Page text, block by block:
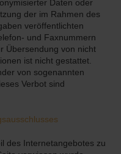
Daten oder
der im Rahmen des
veröffentlichten
und Faxnummern
Übersendung von nicht
ist nicht gestattet.
von sogenannten
Verbot sind
des Internetangebotes zu